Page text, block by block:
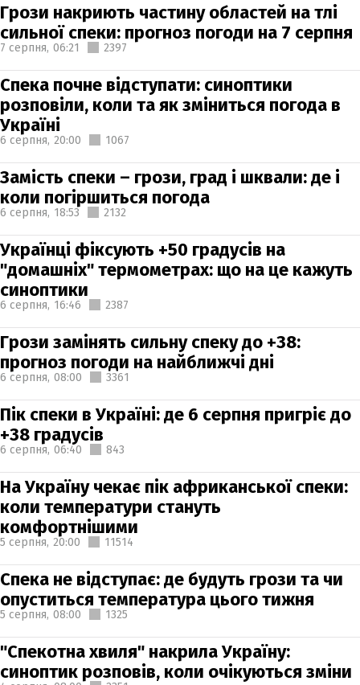
Грози накриють частину областей на тлі
сильної спеки: прогноз погоди на 7 серпня
7 серпня, 06:21 2397
Спека почне відступати: синоптики
розповіли, коли та як зміниться погода в
Україні
6 серпня, 20:00 1067
Замість спеки – грози, град і шквали: де і
коли погіршиться погода
6 серпня, 18:53 2132
Українці фіксують +50 градусів на
"домашніх" термометрах: що на це кажуть
синоптики
6 серпня, 16:46 2387
Грози замінять сильну спеку до +38:
прогноз погоди на найближчі дні
6 серпня, 08:00 3361
Пік спеки в Україні: де 6 серпня пригріє до
+38 градусів
6 серпня, 06:40 843
На Україну чекає пік африканської спеки:
коли температури стануть
комфортнішими
5 серпня, 20:00 11514
Спека не відступає: де будуть грози та чи
опуститься температура цього тижня
5 серпня, 08:00 1325
"Спекотна хвиля" накрила Україну:
синоптик розповів, коли очікуються зміни